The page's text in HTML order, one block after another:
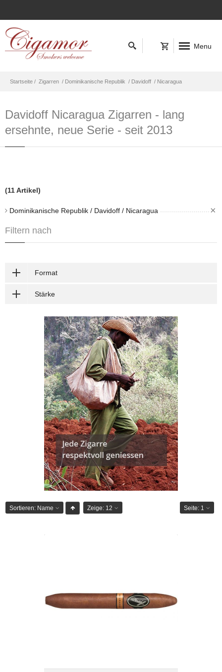
Menu
Startseite / Zigarren / Dominikanische Republik / Davidoff / Nicaragua
Davidoff Nicaragua Zigarren - lang
ersehnte, neue Serie - seit 2013
(11 Artikel)
Dominikanische Republik / Davidoff / Nicaragua ×
Filtern nach
Format
Stärke
Sortieren: Name Zeige: 12 Seite: 1
Länge: 16.5
mittelkräftig bis kräftig